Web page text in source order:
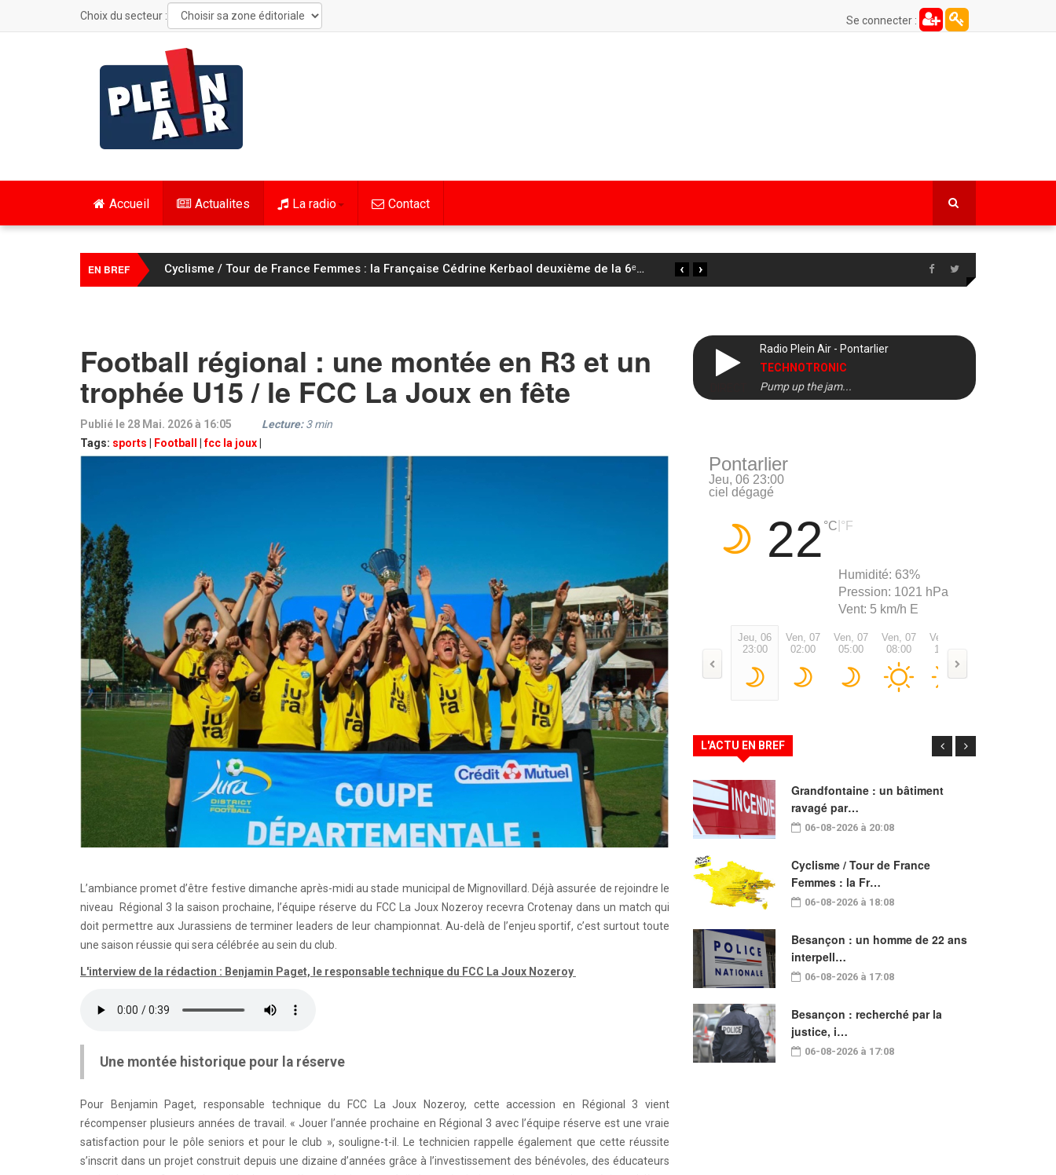
Choix du secteur : Se connecter :
Accueil Actualites La radio Contact
EN BREF Cyclisme / Tour de France Femmes : la Française Cédrine Kerbaol deuxième de la 6ᵉ… ›
‹
Football régional : une montée en R3 et un
trophée U15 / le FCC La Joux en fête
Publié le 28 Mai. 2026 à 16:05
Tags: sports Football |fcc la joux
Lecture: 3min
L’ambiance promet d’être festive dimanche après-midi au stade municipal de Mignovillard. Déjà assurée de rejoindre le
niveau Régional 3 la saison prochaine, l’équipe réserve du FCC La Joux Nozeroy recevra Crotenay dans un match qui
doit permettre aux Jurassiens de terminer leaders de leur championnat. Au-delà de l’enjeu sportif, c’est surtout toute
une saison réussie qui sera célébrée au sein du club.
L'interview de la rédaction : Benjamin Paget, le responsable technique du FCC La Joux Nozeroy
Une montée historique pour la réserve
Pour Benjamin Paget, responsable technique du FCC La Joux Nozeroy, cette accession en Régional 3 vient
récompenser plusieurs années de travail. « Jouer l’année prochaine en Régional 3 avec l’équipe réserve est une vraie
satisfaction pour le pôle seniors et pour le club », souligne-t-il. Le technicien rappelle également que cette réussite
s’inscrit dans un projet construit depuis une dizaine d’années grâce à l’investissement des bénévoles, des éducateurs
Radio Plein Air - Pontarlier
TECHNOTRONIC
Pump up the jam...
Pontarlier
Jeu, 06 23:00
ciel dégagé
22 °C °F
Humidité: 63%
Pression: 1021 hPa
Vent: 5 km/h E
Jeu, 06
23:00
Ven, 07
02:00
Ven, 07
05:00
Ven, 07
08:00
Ven, 07
11:00
L'ACTU EN BREF
Grandfontaine : un bâtiment
ravagé par…
06-08-2026 à 20:08
Cyclisme / Tour de France
Femmes : la Fr…
06-08-2026 à 18:08
Besançon : un homme de 22 ans
interpell…
06-08-2026 à 17:08
Besançon : recherché par la
justice, i…
06-08-2026 à 17:08